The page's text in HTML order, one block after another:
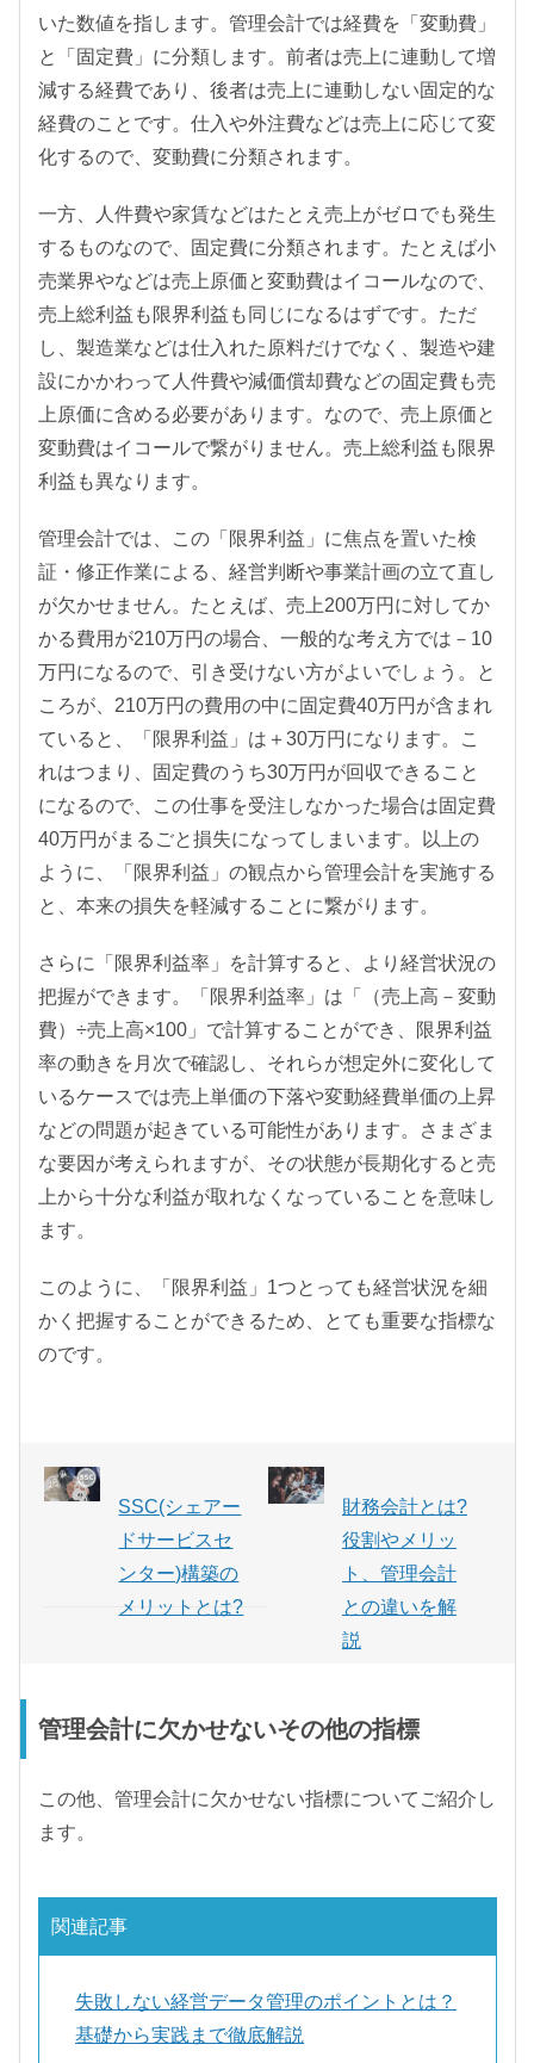
いた数値を指します。管理会計では経費を「変動費」
と「固定費」に分類します。前者は売上に連動して増
減する経費であり、後者は売上に連動しない固定的な
経費のことです。仕入や外注費などは売上に応じて変
化するので、変動費に分類されます。
一方、人件費や家賃などはたとえ売上がゼロでも発生
するものなので、固定費に分類されます。たとえば小
売業界やなどは売上原価と変動費はイコールなので、
売上総利益も限界利益も同じになるはずです。ただ
し、製造業などは仕入れた原料だけでなく、製造や建
設にかかわって人件費や減価償却費などの固定費も売
上原価に含める必要があります。なので、売上原価と
変動費はイコールで繋がりません。売上総利益も限界
利益も異なります。
管理会計では、この「限界利益」に焦点を置いた検
証・修正作業による、経営判断や事業計画の立て直し
が欠かせません。たとえば、売上200万円に対してか
かる費用が210万円の場合、一般的な考え方では－10
万円になるので、引き受けない方がよいでしょう。と
ころが、210万円の費用の中に固定費40万円が含まれ
ていると、「限界利益」は＋30万円になります。こ
れはつまり、固定費のうち30万円が回収できること
になるので、この仕事を受注しなかった場合は固定費
40万円がまるごと損失になってしまいます。以上の
ように、「限界利益」の観点から管理会計を実施する
と、本来の損失を軽減することに繋がります。
さらに「限界利益率」を計算すると、より経営状況の
把握ができます。「限界利益率」は「（売上高－変動
費）÷売上高×100」で計算することができ、限界利益
率の動きを月次で確認し、それらが想定外に変化して
いるケースでは売上単価の下落や変動経費単価の上昇
などの問題が起きている可能性があります。さまざま
な要因が考えられますが、その状態が長期化すると売
上から十分な利益が取れなくなっていることを意味し
ます。
このように、「限界利益」1つとっても経営状況を細
かく把握することができるため、とても重要な指標な
のです。
SSC(シェアー
ドサービスセ
ンター)構築の
メリットとは?
財務会計とは?
役割やメリッ
ト、管理会計
との違いを解
説
管理会計に欠かせないその他の指標
この他、管理会計に欠かせない指標についてご紹介し
ます。
関連記事
失敗しない経営データ管理のポイントとは？
基礎から実践まで徹底解説